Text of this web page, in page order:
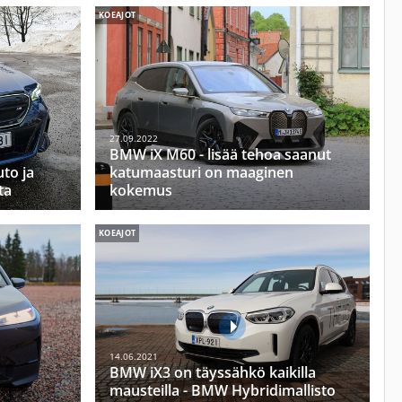
ja
KOEAJOT
27.09.2022
BMW iX M60 - lisää tehoa saanut
katumaasturi on maaginen
kokemus
KOEAJOT
14.06.2021
BMW iX3 on täyssähkö kaikilla
mausteilla - BMW Hybridimallisto